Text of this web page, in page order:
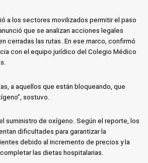
a los sectores movilizados permitir el paso
que se analizan acciones legales
cerradas las rutas. En ese marco, confirmó
con el equipo jurídico del Colegio Médico
a aquellos que están bloqueando, que
sostuvo.
suministro de oxígeno. Según el reporte, los
dificultades para garantizar la
debido al incremento de precios y la
las dietas hospitalarias.